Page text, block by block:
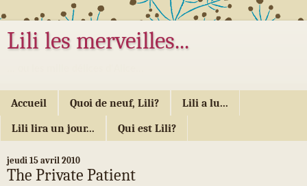
Lili les merveilles...
Accueil Quoi de neuf, Lili? Lili a lu...
Lili lira un jour... Qui est Lili?
jeudi 15 avril 2010
The Private Patient